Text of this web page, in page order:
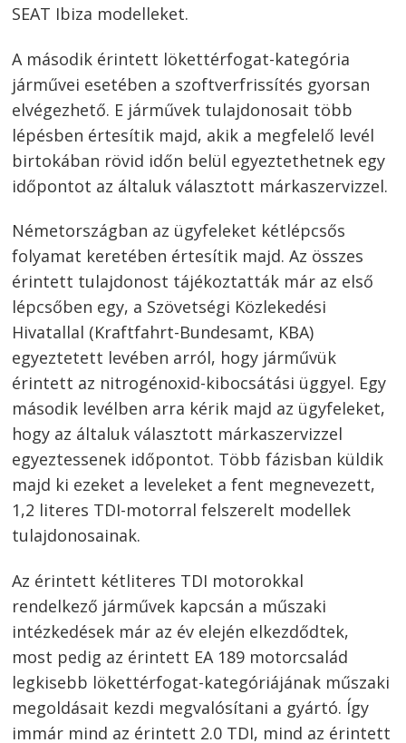
SEAT Ibiza modelleket.
A második érintett lökettérfogat-kategória
járművei esetében a szoftverfrissítés gyorsan
elvégezhető. E járművek tulajdonosait több
lépésben értesítik majd, akik a megfelelő levél
birtokában rövid időn belül egyeztethetnek egy
időpontot az általuk választott márkaszervizzel.
Németországban az ügyfeleket kétlépcsős
folyamat keretében értesítik majd. Az összes
érintett tulajdonost tájékoztatták már az első
lépcsőben egy, a Szövetségi Közlekedési
Hivatallal (Kraftfahrt-Bundesamt, KBA)
egyeztetett levében arról, hogy járművük
érintett az nitrogénoxid-kibocsátási üggyel. Egy
második levélben arra kérik majd az ügyfeleket,
hogy az általuk választott márkaszervizzel
egyeztessenek időpontot. Több fázisban küldik
majd ki ezeket a leveleket a fent megnevezett,
1,2 literes TDI-motorral felszerelt modellek
tulajdonosainak.
Az érintett kétliteres TDI motorokkal
rendelkező járművek kapcsán a műszaki
intézkedések már az év elején elkezdődtek,
most pedig az érintett EA 189 motorcsalád
legkisebb lökettérfogat-kategóriájának műszaki
megoldásait kezdi megvalósítani a gyártó. Így
immár mind az érintett 2.0 TDI, mind az érintett